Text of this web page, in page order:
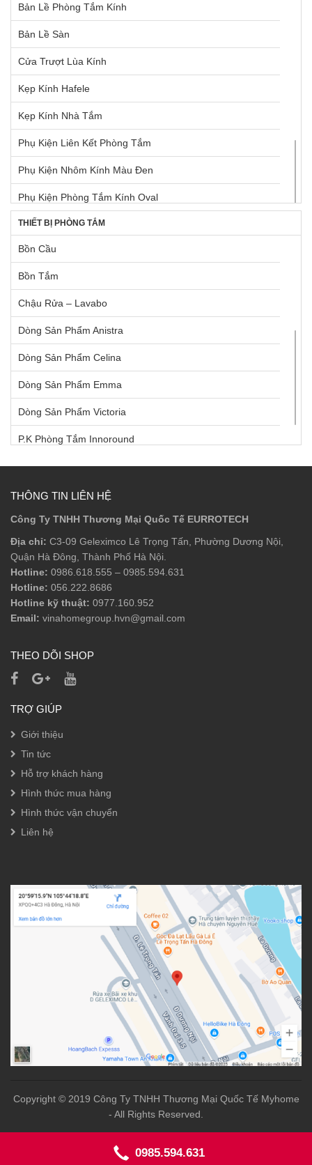
Rổ Kéo Góc
Tấm Lót Hộc Tủ
Tay Nắm Dạng Thanh Nhôm
Tay Nắm Tủ
Tay Nắm Tủ Âm
Tay Nâng Blum
Tay Nâng Hafele
Thùng Rác
Khung Kéo Elite
Khung Treo Quần Áo Elite
Bản Lề Phòng Tắm Kính
Bản Lề Sàn
Cửa Trượt Lùa Kính
Kẹp Kính Hafele
Kẹp Kính Nhà Tắm
Phụ Kiện Liên Kết Phòng Tắm
Phụ Kiện Nhôm Kính Màu Đen
Phụ Kiện Phòng Tắm Kính Oval
Phụ Kiện Phòng Tắm Kính Vuông
Ron Định Vị Kính
Tay Nắm Cửa Kính
THIẾT BỊ PHÒNG TẮM
Bồn Cầu
Bồn Tắm
Chậu Rửa – Lavabo
Dòng Sản Phẩm Anistra
Dòng Sản Phẩm Celina
Dòng Sản Phẩm Emma
Dòng Sản Phẩm Victoria
P.K Phòng Tắm Innoround
P.K Phòng Tắm Innosquare
Phụ Kiện Âm
Phụ Kiện Bồn Tắm
Phụ Kiện Phòng Tắm
Phụ Kiện Sen Tắm
Sen Tắm Đầu
Sen Tay
Vòi Lavabo
THÔNG TIN LIÊN HỆ
Công Ty TNHH Thương Mại Quốc Tế EURROTECH
Địa chỉ: C3-09 Geleximco Lê Trọng Tấn, Phường Dương Nội,
Quận Hà Đông, Thành Phố Hà Nội.
Hotline: 0986.618.555 – 0985.594.631
Hotline: 056.222.8686
Hotline kỹ thuật: 0977.160.952
Email: vinahomegroup.hvn@gmail.com
THEO DÕI SHOP
TRỢ GIÚP
Giới thiệu
Tin tức
Hỗ trợ khách hàng
Hình thức mua hàng
Hình thức vận chuyển
Liên hệ
Copyright © 2019 Công Ty TNHH Thương Mại Quốc Tế Myhome
- All Rights Reserved.
0985.594.631